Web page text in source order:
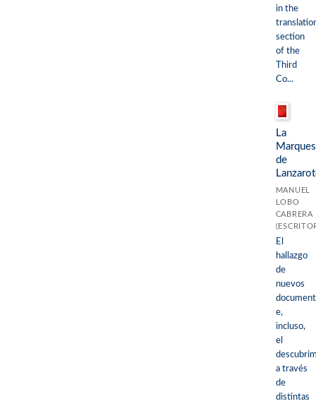
in the
section
of the
Third
Co...
La
de
MANUEL
LOBO
CABRERA
El
hallazgo
de
nuevos
e,
incluso,
el
a través
de
distintas